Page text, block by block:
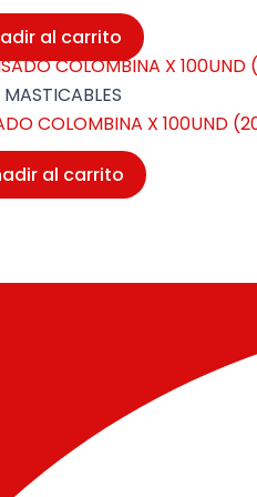
al carrito
COLOMBINA X 100UND
al carrito